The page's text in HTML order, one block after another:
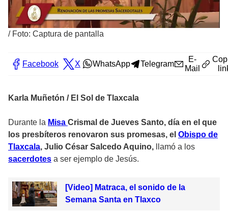
/ Foto: Captura de pantalla
Facebook X WhatsApp Telegram
E-
Mail
Karla Muñetón / El Sol de Tlaxcala
Durante la Misa Crismal de Jueves Santo, día en el que
los presbíteros renovaron sus promesas, el Obispo de
Tlaxcala, Julio César Salcedo Aquino, llamó a los
sacerdotes a ser ejemplo de Jesús.
[Video] Matraca, el sonido de la
Semana Santa en Tlaxco